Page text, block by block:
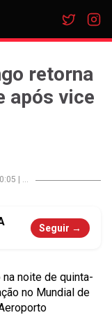
retorna
após vice
...
Seguir →
noite de quinta-
no Mundial de